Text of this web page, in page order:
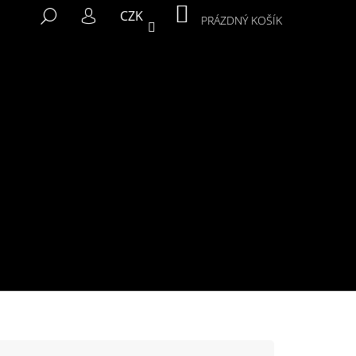
HLEDAT
PŘIHLÁŠENÍ
CZK NÁKUPNÍ
KOŠÍK
PRÁZDNÝ KOŠÍK
Následující
MURALS